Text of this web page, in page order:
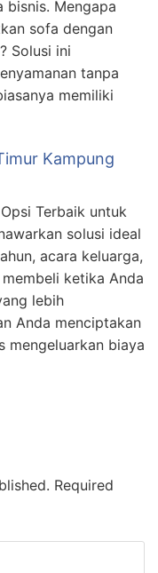
bisnis. Mengapa
sofa dengan
Solusi ini
tanpa
memiliki
Kampung
Terbaik untuk
solusi ideal
acara keluarga,
ketika Anda
lebih
Anda menciptakan
mengeluarkan biaya
Required